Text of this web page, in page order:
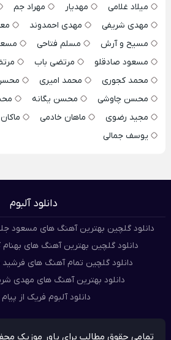
میلاد غلامی
مهدیار مهراد جم
مهدی شریفی
مهدی احمدوند
مسیح و آرش
مسلم فتاحی
مسعود صادقلو
مرتضی باب
محمد کجوری
محمد امیری
محسن
محسن چاوشی
محسن یگانه
مجید رضوی
ماهان خادمی
یوسف جمالی
دانلود آلبوم
دانلود گلچین بهترین آهنگ های مسعود جلیلیان 1405
دانلود گلچین بهترین آهنگ های بهنام
دانلود گلچین تمام آهنگ های فرشید
دانلود بهترین آهنگ های مهدی
دانلود آلبوم فریک از
تمامی حقوق مطالب برای پاور موزیک